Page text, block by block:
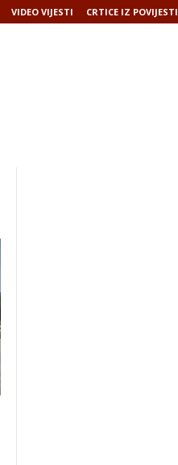
VIDEO VIJESTI CRTICE IZ POVIJESTI